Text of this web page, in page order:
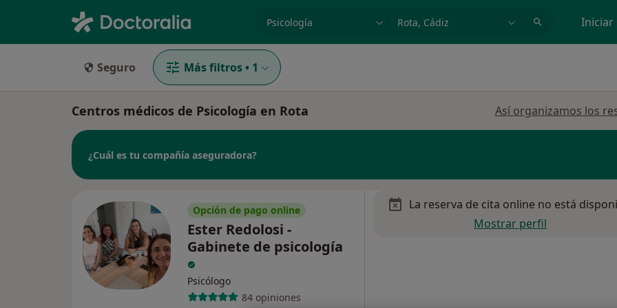
especialidad, enfermedad o nombre
p. ej. Madrid Iniciar
Seguro Más filtros • 1
Centros médicos de Psicología en Rota Así organizamos los
¿Cuál es tu compañía aseguradora?
Opción de pago online
Ester Redolosi -
Gabinete de psicología
Psicólogo
84 opiniones
La reserva de cita online no está
Mostrar perfil